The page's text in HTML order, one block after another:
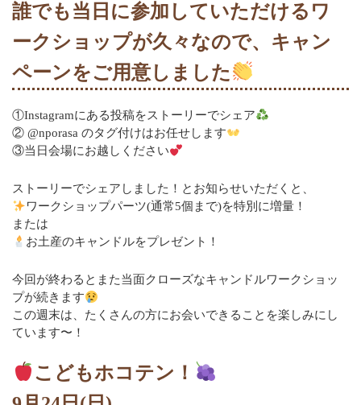
2024年6月
2024年5月
2024年3月
2024年2月
2023年11月
2023年9月
2023年6月
2023年2月
誰でも当日に参加していただけるワ
ークショップが久々なので、キャン
ペーンをご用意しました
①Instagramにある投稿をストーリーでシェア
② @nporasa のタグ付けはお任せします
③当日会場にお越しください
ストーリーでシェアしました！とお知らせいただくと、
ワークショップパーツ(通常5個まで)を特別に増量！
または
お土産のキャンドルをプレゼント！
今回が終わるとまた当面クローズなキャンドルワークショッ
プが続きます
この週末は、たくさんの方にお会いできることを楽しみにし
ています〜！
こどもホコテン！